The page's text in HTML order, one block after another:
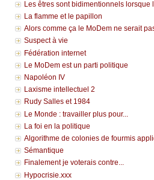
Les êtres sont bidimentionnels lorsque
La flamme et le papillon
Alors comme ça le MoDem ne serait
Suspect à vie
Fédération internet
Le MoDem est un parti politique
Napoléon IV
Laxisme intellectuel 2
Rudy Salles et 1984
Le Monde : travailler plus pour...
La foi en la politique
Algorithme de colonies de fourmis
Sémantique
Finalement je voterais contre...
Hypocrisie.xxx